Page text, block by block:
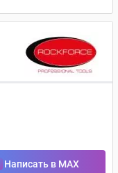
Написать в MAX